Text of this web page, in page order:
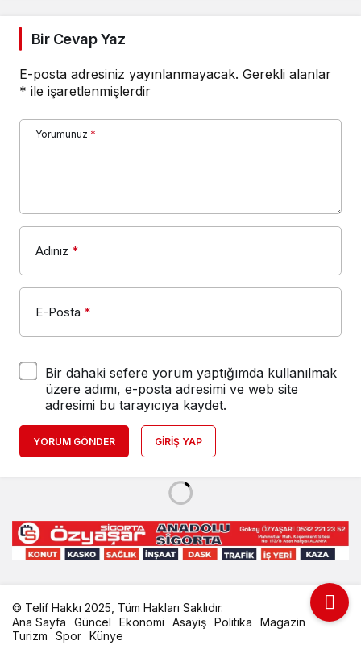
Bir Cevap Yaz
E-posta adresiniz yayınlanmayacak. Gerekli alanlar
* ile işaretlenmişlerdir
Yorumunuz *
Adınız *
E-Posta *
Bir dahaki sefere yorum yaptığımda kullanılmak
üzere adımı, e-posta adresimi ve web site
adresimi bu tarayıcıya kaydet.
YORUM GÖNDER GIRIŞ YAP
© Telif Hakkı 2025, Tüm Hakları Saklıdır.
Ana Sayfa
Güncel Ekonomi Asayiş Politika
Magazin
Turizm
Spor Künye